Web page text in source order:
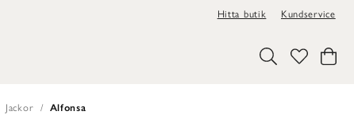
Hitta butik Kundservice
Jackor Alfonsa